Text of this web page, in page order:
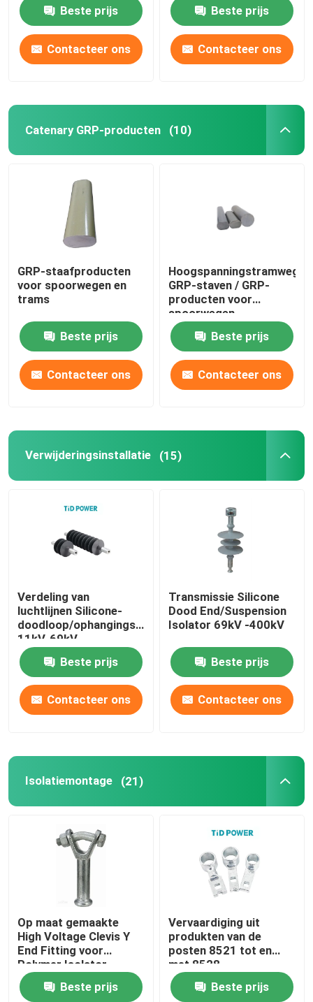
Beste prijs
Contacteer ons
Beste prijs
Contacteer ons
Catenary GRP-producten (10)
GRP-staafproducten
voor spoorwegen en
trams
Beste prijs
Contacteer ons
Hoogspanningstramweg
GRP-staven / GRP-
producten voor
spoorwegen
Beste prijs
Contacteer ons
Verwijderingsinstallatie (15)
Verdeling van
luchtlijnen Silicone-
doodloop/ophangingsisolator
11kV-69kV
Beste prijs
Contacteer ons
Transmissie Silicone
Dood End/Suspension
Isolator 69kV -400kV
Beste prijs
Contacteer ons
Isolatiemontage (21)
Op maat gemaakte
High Voltage Clevis Y
End Fitting voor
Polymer Isolator
Beste prijs
Vervaardiging uit
produkten van de
posten 8521 tot en
met 8528
Beste prijs